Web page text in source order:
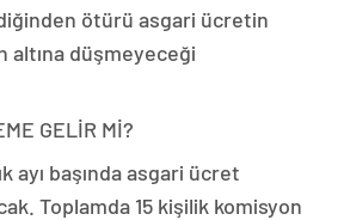
ötürü asgari ücretin
altına düşmeyeceği
GELİR Mİ?
ayı başında asgari ücret
Toplamda 15 kişilik komisyon